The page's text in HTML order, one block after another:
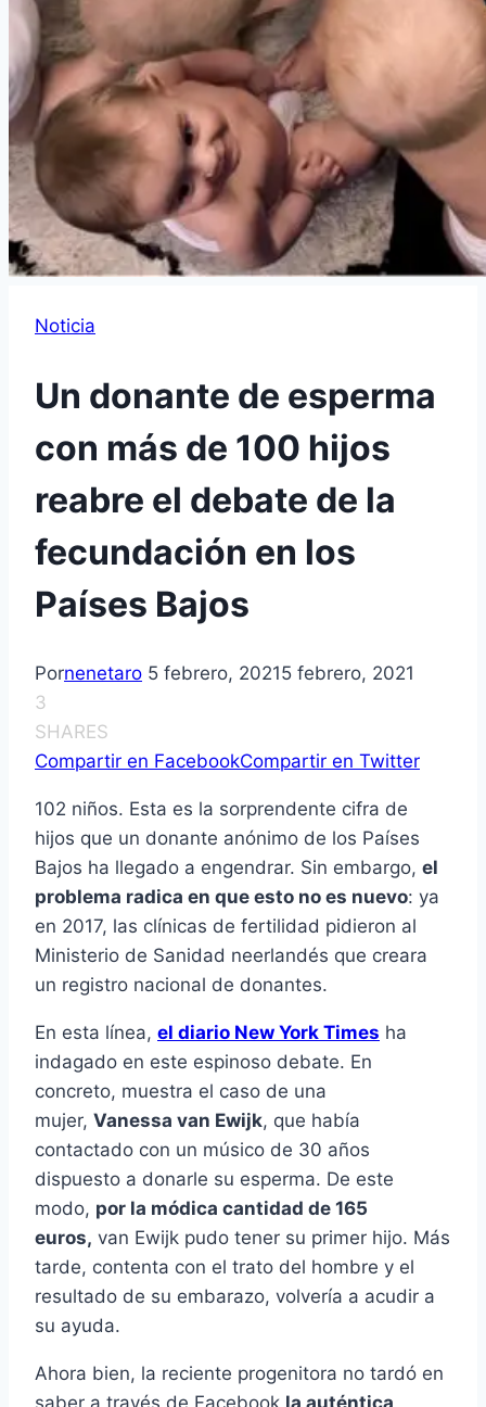
Noticia
Un donante de esperma
con más de 100 hijos
reabre el debate de la
fecundación en los
Países Bajos
Pornenetaro 5 febrero, 20215 febrero, 2021
3
SHARES
Compartir en FacebookCompartir en Twitter
102 niños. Esta es la sorprendente cifra de
hijos que un donante anónimo de los Países
Bajos ha llegado a engendrar. Sin embargo, el
problema radica en que esto no es nuevo: ya
en 2017, las clínicas de fertilidad pidieron al
Ministerio de Sanidad neerlandés que creara
un registro nacional de donantes.
En esta línea, el diario New York Times ha
indagado en este espinoso debate. En
concreto, muestra el caso de una
mujer, Vanessa van Ewijk, que había
contactado con un músico de 30 años
dispuesto a donarle su esperma. De este
modo, por la módica cantidad de 165
euros, van Ewijk pudo tener su primer hijo. Más
tarde, contenta con el trato del hombre y el
resultado de su embarazo, volvería a acudir a
su ayuda.
Ahora bien, la reciente progenitora no tardó en